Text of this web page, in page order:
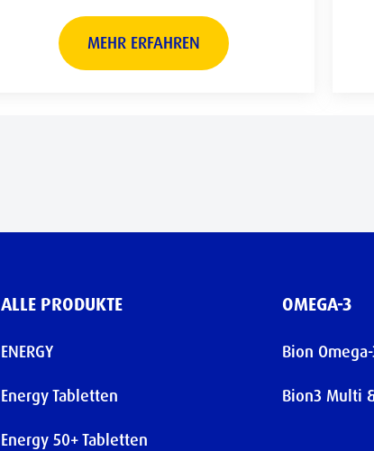
MEHR ERFAHREN
ALLE PRODUKTE
ENERGY
Energy Tabletten
Energy 50+ Tabletten
OMEGA-3
Bion
Bion3 Multi